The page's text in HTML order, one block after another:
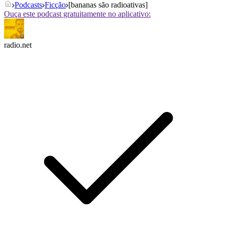
Podcasts Ficção [bananas são radioativas]
Ouça este podcast gratuitamente no aplicativo:
radio.net